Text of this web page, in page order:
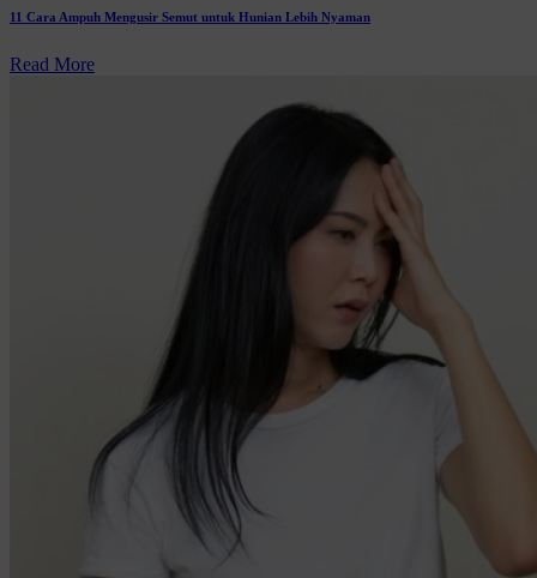
11 Cara Ampuh Mengusir Semut untuk Hunian Lebih Nyaman
Read More